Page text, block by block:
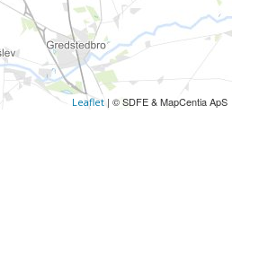
Leaflet | © SDFE & MapCentia ApS